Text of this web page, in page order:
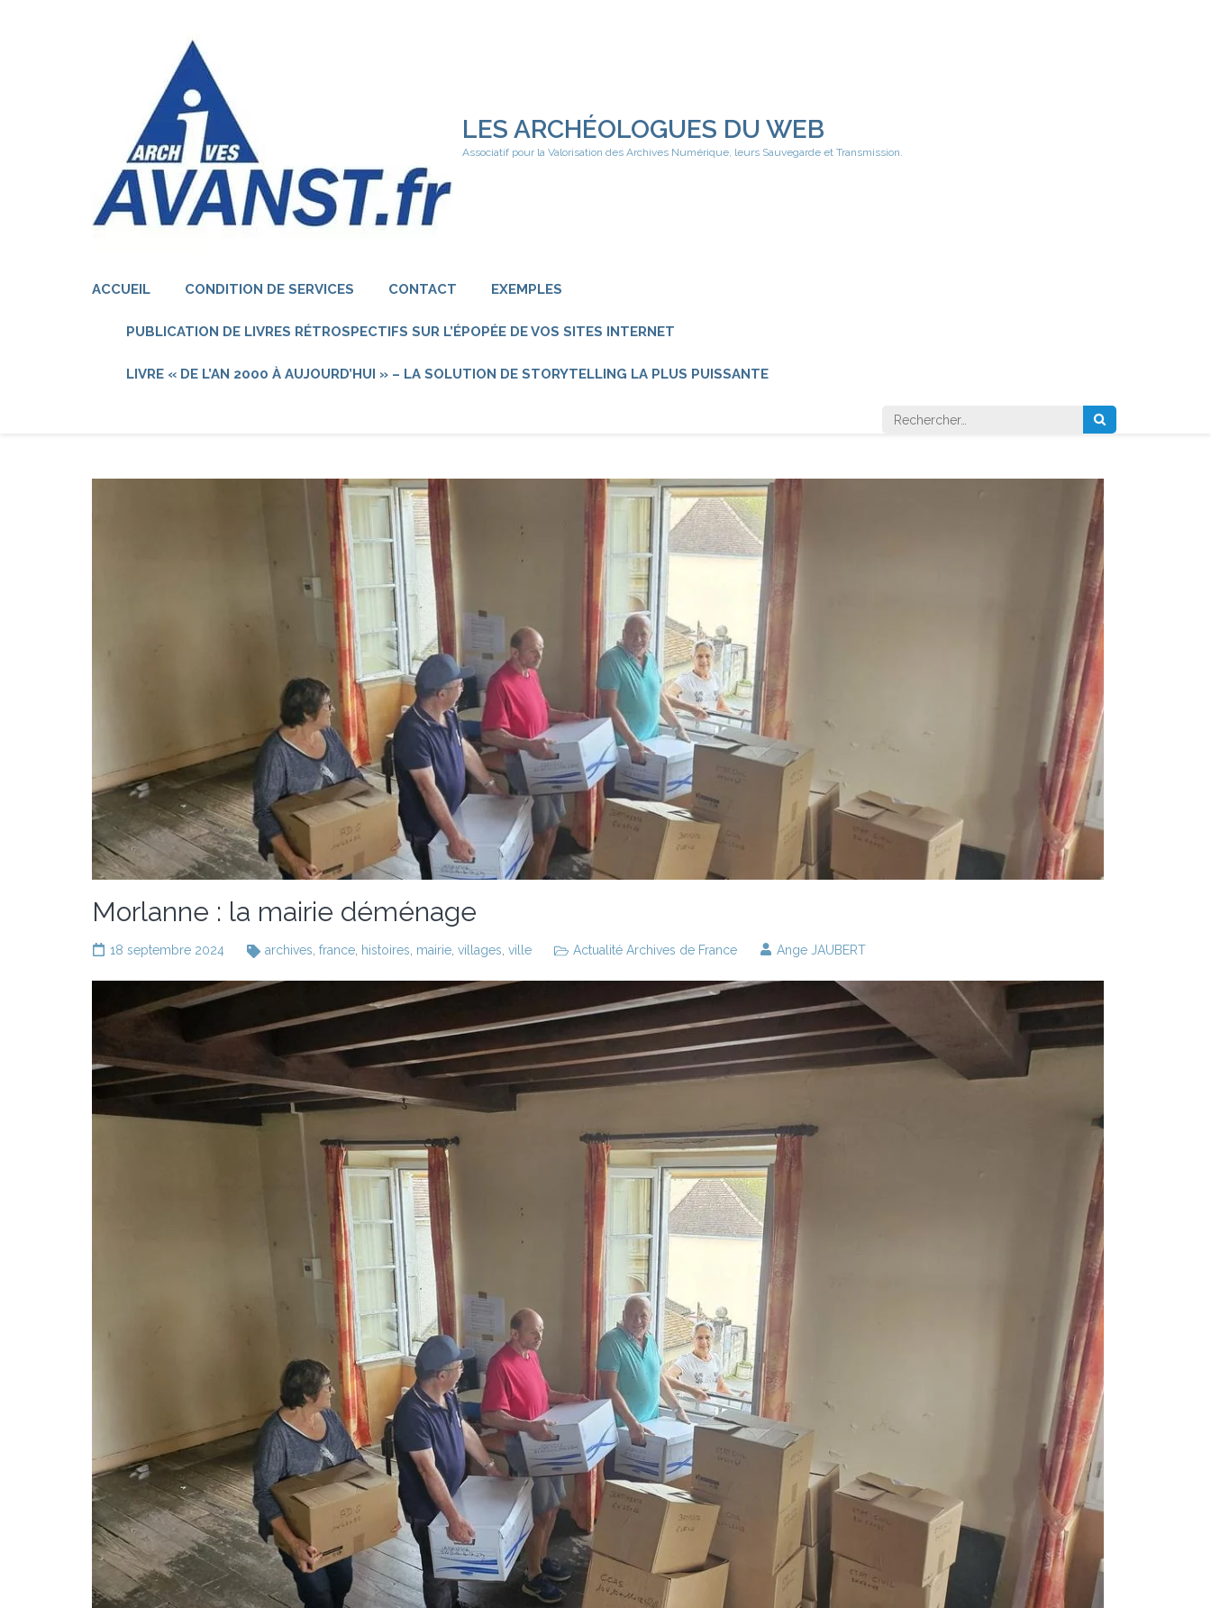
LES ARCHÉOLOGUES DU WEB
Associatif pour la Valorisation des Archives Numérique, leurs Sauvegarde et Transmission.
ACCUEIL CONDITION DE SERVICES CONTACT EXEMPLES
PUBLICATION DE LIVRES RÉTROSPECTIFS SUR L’ÉPOPÉE DE VOS SITES INTERNET
LIVRE « DE L’AN 2000 À AUJOURD’HUI » – LA SOLUTION DE STORYTELLING LA PLUS PUISSANTE
Rechercher :
Morlanne : la mairie déménage
18 septembre 2024 archives, france, histoires, mairie, villages, ville Actualité Archives de France Ange JAUBERT